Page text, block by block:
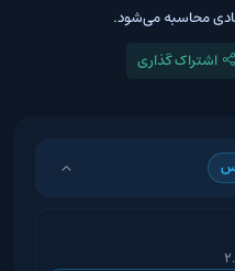
محاسبه می‌شود.
اشتراک گذاری